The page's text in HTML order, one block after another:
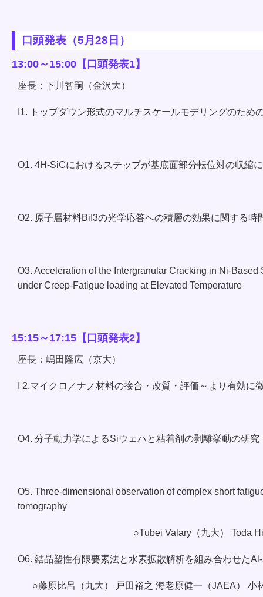
口頭発表（5月28日）
13:00～15:00【口頭発表1】
座長：下川智嗣（金沢大）
I1. トップダウン形式のマルチスケールモデリングのた
O1. 4H-SiCにおけるステップが基底面部分転位対の収縮
O2. 原子層材料BiI3の光学応答への積層の効果に関する
O3. Acceleration of the Intergranular Cracking in Ni-
under Creep-Fatigue loading at Elevated Temperature
15:15～17:15【口頭発表2】
座長：嶋田隆広（京大）
I 2.マイクロ／ナノ材料の接合・改質・評価～より有効に
O4. 分子動力学によるSiウェハと粘着剤の剥離挙動の研究
O5. Three-dimensional observation of complex short
tomography
○Tubei Valary（九大） Toda
O6. 結晶塑性有限要素法と水素拡散解析を組み合わせた
○藤原比呂（九大） 戸田裕之 海老原健一（JAEA）